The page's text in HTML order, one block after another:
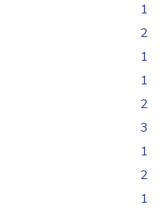
1
2
1
1
2
3
1
2
1